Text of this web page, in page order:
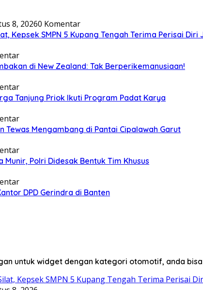
8, 20260 Komentar
Kepsek SMPN 5 Kupang Tengah Terima Perisai
di New Zealand: Tak Berperikemanusiaan!
Tanjung Priok Ikuti Program Padat Karya
Tewas Mengambang di Pantai Cipalawah Garut
Munir, Polri Didesak Bentuk Tim Khusus
DPD Gerindra di Banten
untuk widget dengan kategori otomotif, anda